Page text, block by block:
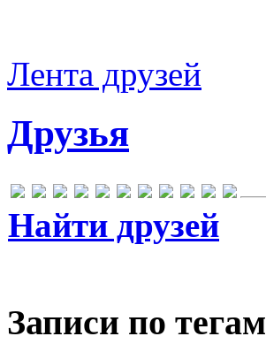
Лента друзей
Друзья
Найти друзей
Записи по тегам